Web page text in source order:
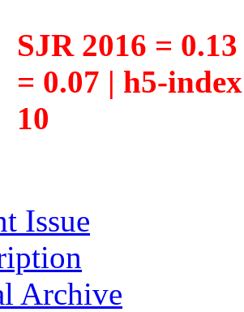
SJR 2016 =
= 0.07 | h5-
10
Issue
Archive